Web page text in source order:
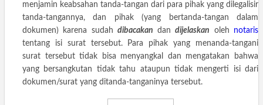
menjamin keabsahan tanda-tangan dari para pihak yang dilegalisir
tanda-tangannya, dan pihak (yang bertanda-tangan dalam
dokumen) karena sudahdibacakan dandijelaskan oleh notaris
tentang isi surat tersebut. Para pihak yang menanda-tangani
surat tersebut tidak bisa menyangkal dan mengatakan bahwa
yang bersangkutan tidak tahu ataupun tidak mengerti isi dari
dokumen/surat yang ditanda-tanganinya tersebut.